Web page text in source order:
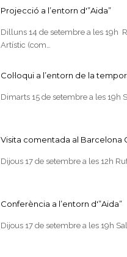
Projecció a l’entorn d'”Aida”
Dilluns 14 de setembre a les 19h
Artístic (com…
Col·loqui a l’entorn de la
Dimarts 15 de setembre a les 19h
Visita comentada al Barcelona
Dijous 17 de setembre a les 12h
Conferència a l’entorn d'”Aida”
Dijous 17 de setembre a les 19h